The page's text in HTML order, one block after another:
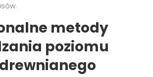
metody
poziomu